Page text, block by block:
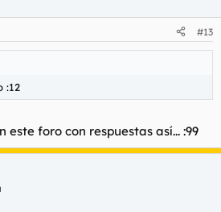
#13
:12
este foro con respuestas así... :99